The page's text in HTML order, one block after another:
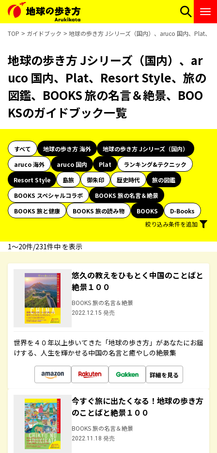
TOP ガイドブック 地球の歩き方 Jシリーズ（国内）、aruco 国内、Plat、
地球の歩き方 Jシリーズ（国内）、ar
uco 国内、Plat、Resort Style、旅の
図鑑、BOOKS 旅の名言＆絶景、BOO
KSのガイドブック一覧
すべて 地球の歩き方 海外
地球の歩き方 Jシリーズ（国内）
aruco 海外
aruco 国内 Plat
ランキング&テクニック
Resort Style
島旅 御朱印 歴史時代
旅の図鑑
BOOKS スペシャルコラボ
BOOKS 旅の名言＆絶景
BOOKS 旅と健康
BOOKS 旅の読み物 BOOKS
D-Books
絞り込み条件を追加
1〜20件/231件中 を表示
悠久の教えをひもとく中国のことばと
絶景１００
BOOKS 旅の名言＆絶景
2022.12.15 発売
世界を４０年以上歩いてきた「地球の歩き方」があなたにお届
けする、人生を輝かせる中国の名言と癒やしの絶景集
詳細を見る
今すぐ旅に出たくなる！地球の歩き方
のことばと絶景１００
BOOKS 旅の名言＆絶景
2022.11.18 発売